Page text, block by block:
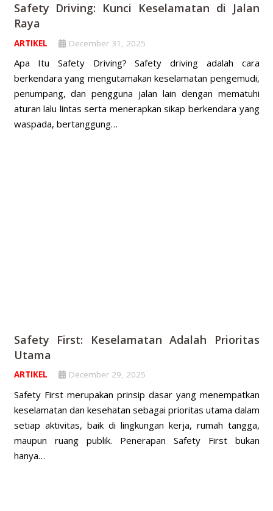
Safety Driving: Kunci Keselamatan di Jalan
Raya
ARTIKEL December 31, 2025
Apa Itu Safety Driving? Safety driving adalah cara
berkendara yang mengutamakan keselamatan pengemudi,
penumpang, dan pengguna jalan lain dengan mematuhi
aturan lalu lintas serta menerapkan sikap berkendara yang
waspada, bertanggung…
Safety First: Keselamatan Adalah Prioritas
Utama
ARTIKEL December 29, 2025
Safety First merupakan prinsip dasar yang menempatkan
keselamatan dan kesehatan sebagai prioritas utama dalam
setiap aktivitas, baik di lingkungan kerja, rumah tangga,
maupun ruang publik. Penerapan Safety First bukan
hanya…